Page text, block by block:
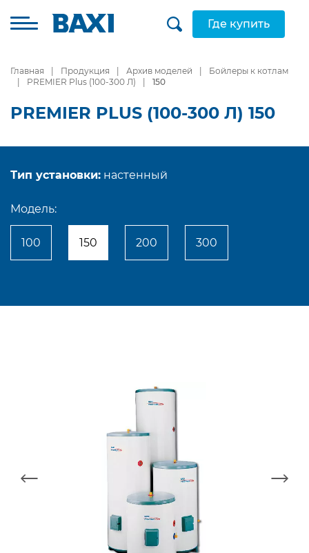
Где купить
Главная Продукция Архив моделей
Бойлеры к котлам
PREMIER Plus (100-300 Л)
150
PREMIER PLUS (100-300 Л) 150
Тип установки: настенный
Модель:
100 150 200 300